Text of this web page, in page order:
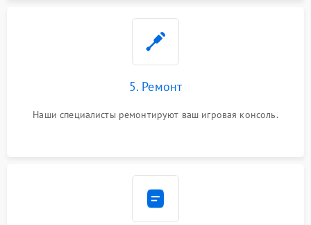
5. Ремонт
Наши специалисты ремонтируют ваш игровая консоль.